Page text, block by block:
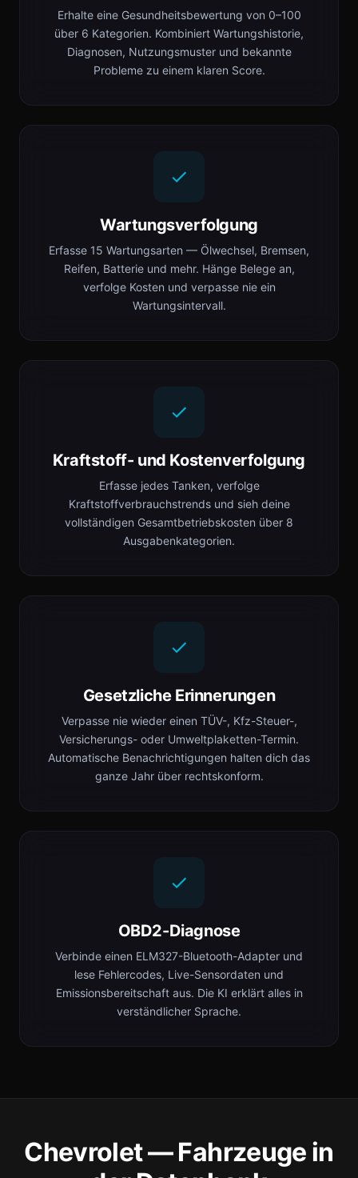
Erhalte eine Gesundheitsbewertung von 0–100
über 6 Kategorien. Kombiniert Wartungshistorie,
Diagnosen, Nutzungsmuster und bekannte
Probleme zu einem klaren Score.
Wartungsverfolgung
Erfasse 15 Wartungsarten — Ölwechsel, Bremsen,
Reifen, Batterie und mehr. Hänge Belege an,
verfolge Kosten und verpasse nie ein
Wartungsintervall.
Kraftstoff- und Kostenverfolgung
Erfasse jedes Tanken, verfolge
Kraftstoffverbrauchstrends und sieh deine
vollständigen Gesamtbetriebskosten über 8
Ausgabenkategorien.
Gesetzliche Erinnerungen
Verpasse nie wieder einen TÜV-, Kfz-Steuer-,
Versicherungs- oder Umweltplaketten-Termin.
Automatische Benachrichtigungen halten dich das
ganze Jahr über rechtskonform.
OBD2-Diagnose
Verbinde einen ELM327-Bluetooth-Adapter und
lese Fehlercodes, Live-Sensordaten und
Emissionsbereitschaft aus. Die KI erklärt alles in
verständlicher Sprache.
Chevrolet — Fahrzeuge in